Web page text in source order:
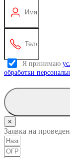
Я принимаю
обработки
×
Заявка на